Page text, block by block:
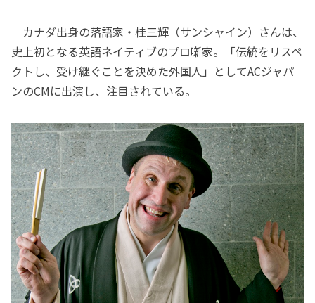
カナダ出身の落語家・桂三輝（サンシャイン）さんは、
史上初となる英語ネイティブのプロ噺家。「伝統をリスペ
クトし、受け継ぐことを決めた外国人」としてACジャパ
ンのCMに出演し、注目されている。